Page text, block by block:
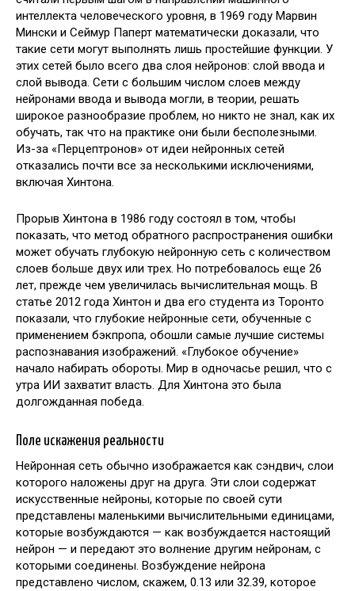
интеллекта человеческого уровня, в 1969 году Марвин
Мински и Сеймур Паперт математически доказали, что
такие сети могут выполнять лишь простейшие функции. У
этих сетей было всего два слоя нейронов: слой ввода и
слой вывода. Сети с большим числом слоев между
нейронами ввода и вывода могли, в теории, решать
широкое разнообразие проблем, но никто не знал, как их
обучать, так что на практике они были бесполезными.
Из-за «Перцептронов» от идеи нейронных сетей
отказались почти все за несколькими исключениями,
включая Хинтона.
Прорыв Хинтона в 1986 году состоял в том, чтобы
показать, что метод обратного распространения ошибки
может обучать глубокую нейронную сеть с количеством
слоев больше двух или трех. Но потребовалось еще 26
лет, прежде чем увеличилась вычислительная мощь. В
статье 2012 года Хинтон и два его студента из Торонто
показали, что глубокие нейронные сети, обученные с
применением бэкпропа, обошли самые лучшие системы
распознавания изображений. «Глубокое обучение»
начало набирать обороты. Мир в одночасье решил, что с
утра ИИ захватит власть. Для Хинтона это была
долгожданная победа.
Поле искажения реальности
Нейронная сеть обычно изображается как сэндвич, слои
которого наложены друг на друга. Эти слои содержат
искусственные нейроны, которые по своей сути
представлены маленькими вычислительными единицами,
которые возбуждаются — как возбуждается настоящий
нейрон — и передают это волнение другим нейронам, с
которыми соединены. Возбуждение нейрона
представлено числом, скажем, 0.13 или 32.39, которое